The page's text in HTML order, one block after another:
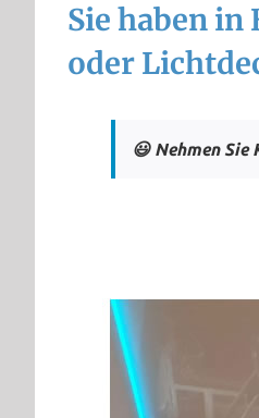
Sie haben in
oder
😃 Nehmen